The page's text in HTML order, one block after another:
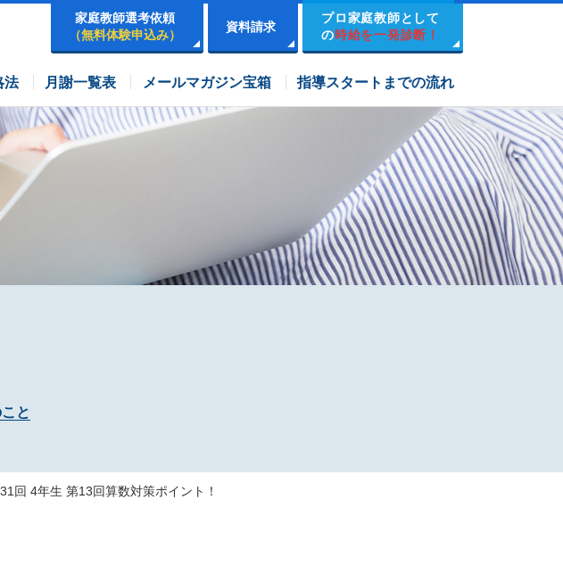
家庭教師選考依頼
（無料体験申込み）
資料請求
プロ家庭教師として
の時給を一発診断！
四谷大塚コース 市進学院コース
法 月謝一覧表 メールマガジン宝箱 指導スタートまでの流れ
と
回 4年生 第13回算数対策ポイント！